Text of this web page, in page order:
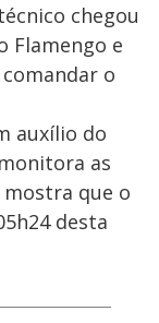
chegou
Flamengo e
o
auxílio do
as
que o
desta